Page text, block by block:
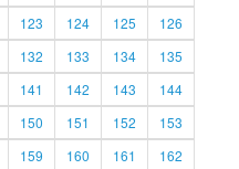
123 124 125
126
132 133 134
135
141 142 143
144
150 151 152
153
159 160 161
162